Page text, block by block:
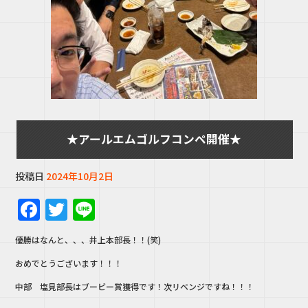
★アールエムゴルフコンペ開催★
投稿日 2024年10月2日
F
a
c
e
b
T
w
it
te
r
n
e
優勝はなんと、、、井上本部長！！(笑)
おめでとうございます！！！
中部 塩見部長はブービー賞獲得です！次リベンジですね！！！